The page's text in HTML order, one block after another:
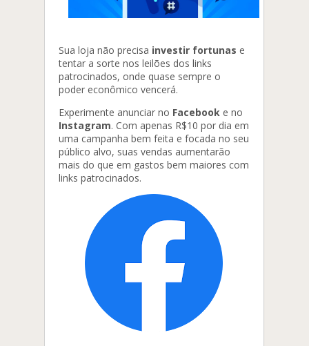
Sua loja não precisa investir fortunas e
tentar a sorte nos leilões dos links
patrocinados, onde quase sempre o
poder econômico vencerá.
Experimente anunciar no Facebook e no
Instagram. Com apenas R$10 por dia em
uma campanha bem feita e focada no seu
público alvo, suas vendas aumentarão
mais do que em gastos bem maiores com
links patrocinados.